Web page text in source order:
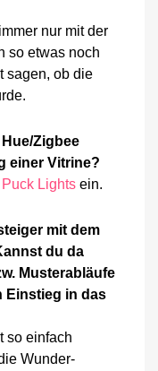
nur mit der
so etwas noch
sagen, ob die
Zigbee
einer Vitrine?
Puck Lights ein.
mit dem
du da
Musterabläufe
Einstieg in das
so einfach
Wunder-